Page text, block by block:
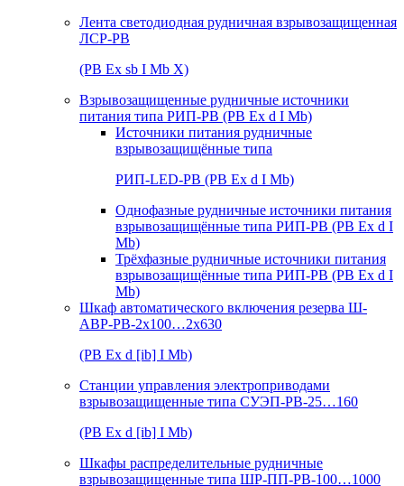
Лента светодиодная рудничная взрывозащищенная
ЛСР-РВ
(РВ Ex sb I Mb Х)
Взрывозащищенные рудничные источники
питания типа РИП-РВ (РВ Ex d I Mb)
Источники питания рудничные
взрывозащищённые типа
РИП-LED-РВ (РВ Ex d I Mb)
Однофазные рудничные источники питания
взрывозащищённые типа РИП-РВ (РВ Ex d I
Mb)
Трёхфазные рудничные источники питания
взрывозащищённые типа РИП-РВ (РВ Ex d I
Mb)
Шкаф автоматического включения резерва Ш-
АВР-РВ-2х100…2х630
(РВ Ex d [ib] I Mb)
Станции управления электроприводами
взрывозащищенные типа СУЭП-РВ-25…160
(РВ Ex d [ib] I Mb)
Шкафы распределительные рудничные
взрывозащищенные типа ШР-ПП-РВ-100…1000